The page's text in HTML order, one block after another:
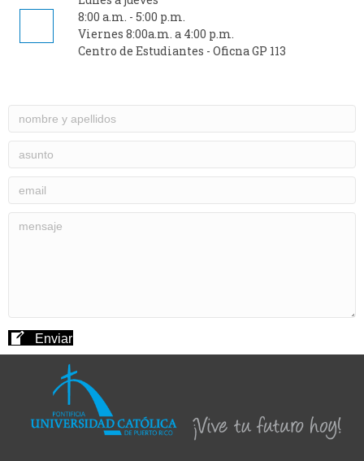
8:00 a.m. - 5:00 p.m.
Viernes 8:00a.m. a 4:00 p.m.
Centro de Estudiantes - Oficna GP 113
Enviar